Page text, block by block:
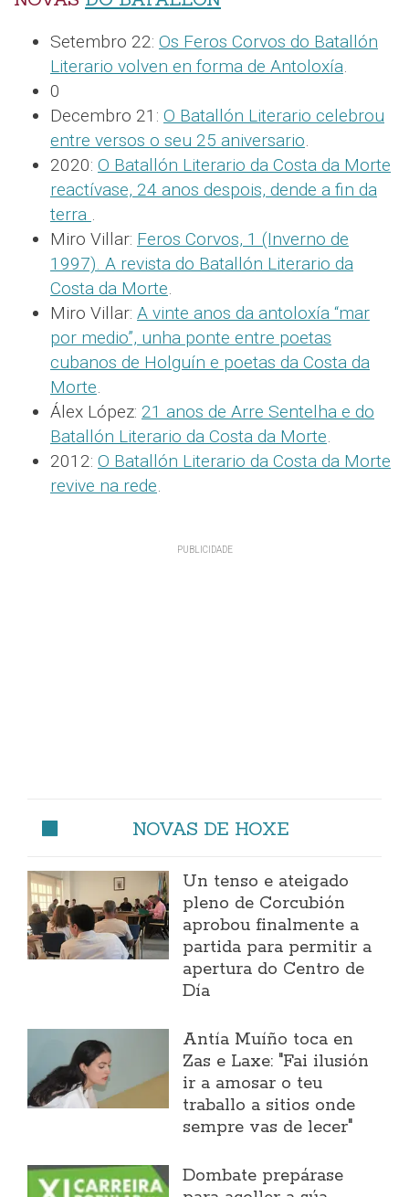
Setembro 22: Os Feros Corvos do Batallón
Literario volven en forma de Antoloxía.
0
Decembro 21: O Batallón Literario celebrou
entre versos o seu 25 aniversario.
2020: O Batallón Literario da Costa da Morte
reactívase, 24 anos despois, dende a fin da
terra .
Miro Villar: Feros Corvos, 1 (Inverno de
1997). A revista do Batallón Literario da
Costa da Morte.
Miro Villar: A vinte anos da antoloxía “mar
por medio”, unha ponte entre poetas
cubanos de Holguín e poetas da Costa da
Morte.
Álex López: 21 anos de Arre Sentelha e do
Batallón Literario da Costa da Morte.
2012: O Batallón Literario da Costa da Morte
revive na rede.
NOVAS DE HOXE
Un tenso e ateigado
pleno de Corcubión
aprobou finalmente a
partida para permitir a
apertura do Centro de
Día
Antía Muíño toca en
Zas e Laxe: "Fai ilusión
ir a amosar o teu
traballo a sitios onde
sempre vas de lecer"
Dombate prepárase